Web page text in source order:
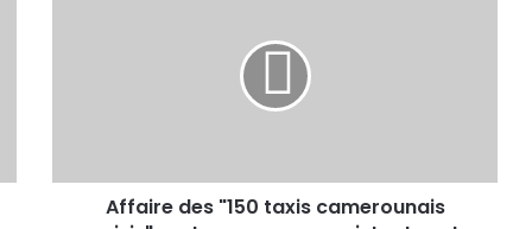
Affaire des "150 taxis camerounais